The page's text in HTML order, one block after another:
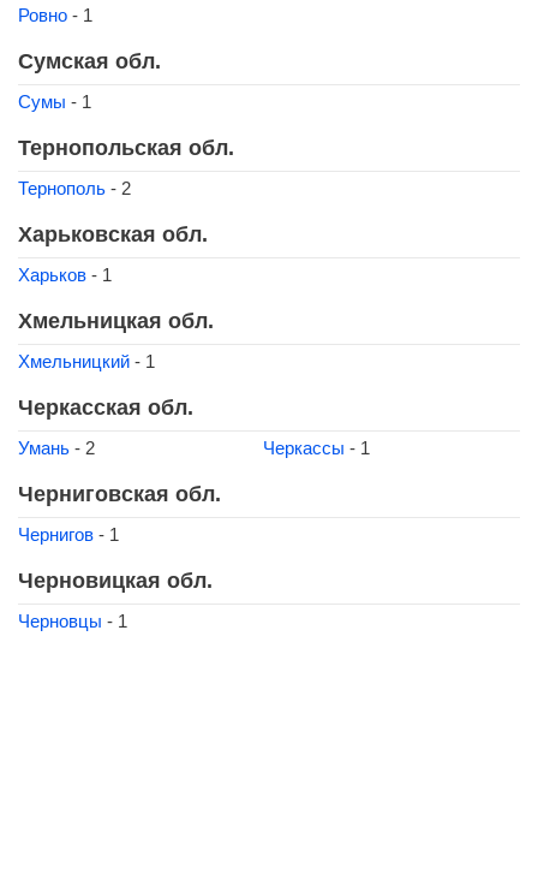
Ровно - 1
Сумская обл.
Сумы - 1
Тернопольская обл.
Тернополь - 2
Харьковская обл.
Харьков - 1
Хмельницкая обл.
Хмельницкий - 1
Черкасская обл.
Умань - 2 Черкассы - 1
Черниговская обл.
Чернигов - 1
Черновицкая обл.
Черновцы - 1